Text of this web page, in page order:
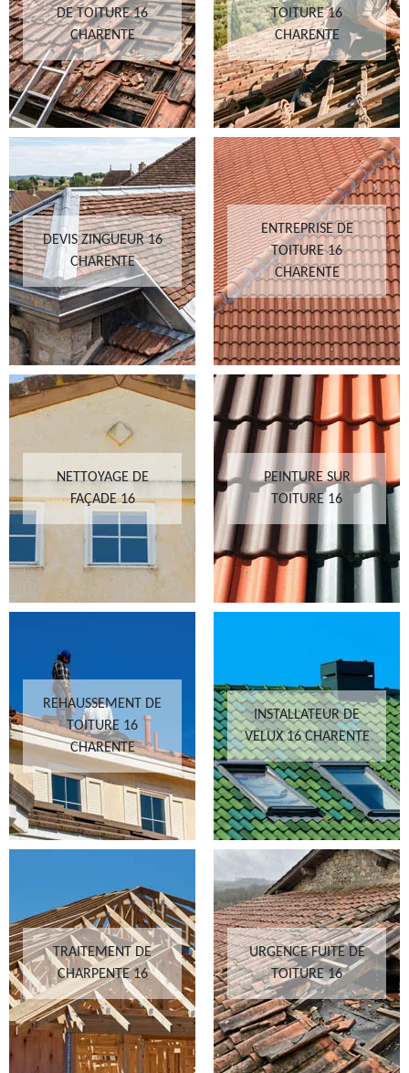
DE TOITURE 16
CHARENTE
TOITURE 16
CHARENTE
DEVIS ZINGUEUR 16
CHARENTE
ENTREPRISE DE
TOITURE 16
CHARENTE
NETTOYAGE DE
FAÇADE 16
PEINTURE SUR
TOITURE 16
REHAUSSEMENT DE
TOITURE 16
CHARENTE
INSTALLATEUR DE
VELUX 16 CHARENTE
TRAITEMENT DE
CHARPENTE 16
URGENCE FUITE DE
TOITURE 16